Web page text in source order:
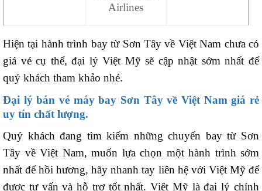
Airlines
Hiện tại hành trình bay từ Sơn Tây về Việt Nam chưa có
giá vé cụ thể, đại lý Việt Mỹ sẽ cập nhật sớm nhất để
quý khách tham khảo nhé.
Đại lý bán vé máy bay Sơn Tây về Việt Nam giá rẻ
uy tín chất lượng.
Quý khách đang tìm kiếm những chuyến bay từ Sơn
Tây về Việt Nam, muốn lựa chọn một hành trình sớm
nhất để hồi hương, hãy nhanh tay liên hệ với Việt Mỹ để
được tư vấn và hỗ trợ tốt nhất. Việt Mỹ là đại lý chính